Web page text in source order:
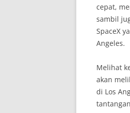
cepat,
sambil
SpaceX
Angeles.
Melihat
akan
di Los